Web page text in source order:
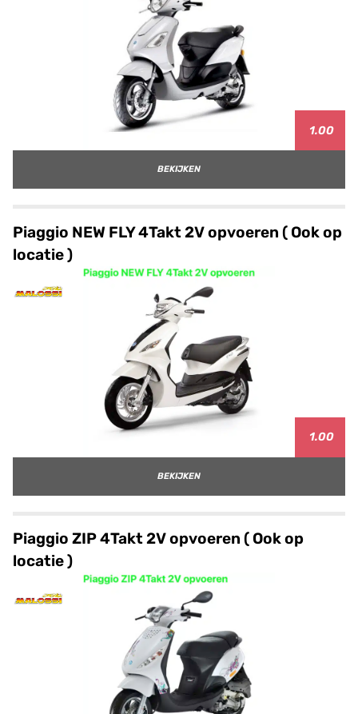
1.00
BEKIJKEN
Piaggio NEW FLY 4Takt 2V opvoeren ( Ook op
locatie )
1.00
BEKIJKEN
Piaggio ZIP 4Takt 2V opvoeren ( Ook op
locatie )